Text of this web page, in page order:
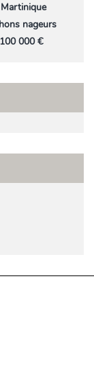
nageurs
000 €